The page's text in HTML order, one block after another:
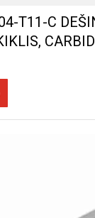
T11-C